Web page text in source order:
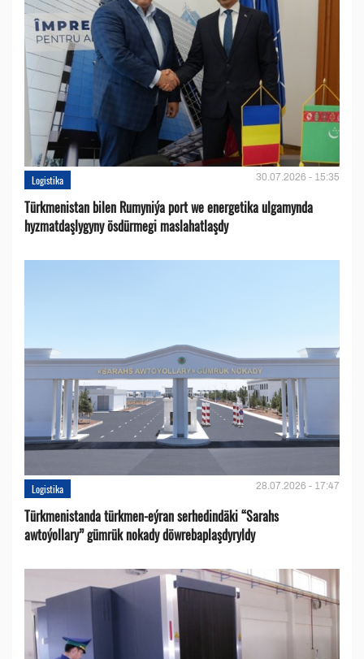
Logistika 30.07.2026 - 15:35
Türkmenistan bilen Rumyniýa port we energetika ulgamynda
hyzmatdaşlygyny ösdürmegi maslahatlaşdy
Logistika 28.07.2026 - 17:47
Türkmenistanda türkmen-eýran serhedindäki “Sarahs
awtoýollary” gümrük nokady döwrebaplaşdyryldy